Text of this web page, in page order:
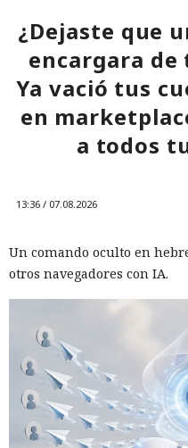
¿Dejaste que
encargara
Ya vació tus
en
a todos
13:36 / 07.08.2026
Un comando oculto en
otros navegadores con IA.